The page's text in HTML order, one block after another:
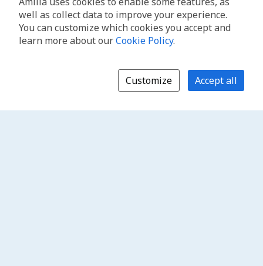
well as collect data to improve your experience.
You can customize which cookies you accept and
learn more about ourCookie Policy.
Customize Accept all